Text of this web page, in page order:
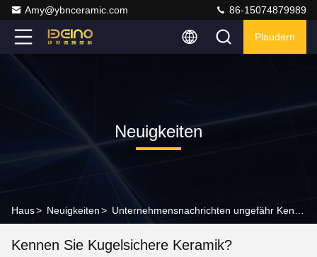
Amy@ybnceramic.com 86-15074879989
Plaudern
Neuigkeiten
Haus> Neuigkeiten>
Kennen Sie Kugelsichere Keramik?